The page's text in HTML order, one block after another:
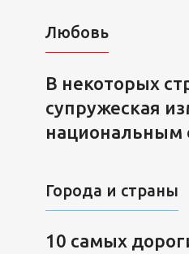
Любовь
В некоторых
супружеская
национальным
Города и страны
10 самых